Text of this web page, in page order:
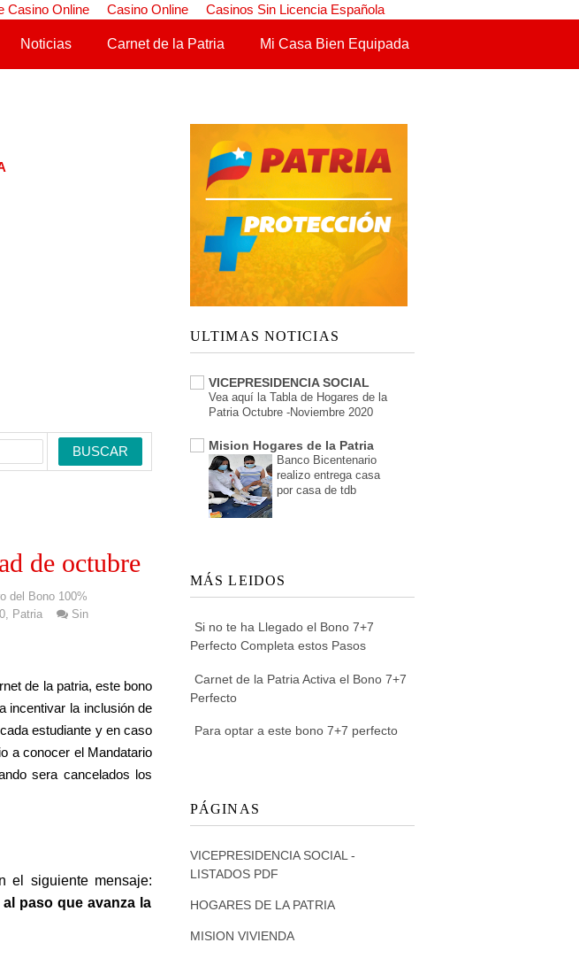
Casino Online Casino Online Casinos Sin Licencia Española
contenido
Noticias Carnet de la Patria Mi Casa Bien Equipada
de octubre
del Bono 100%
Patria
Sin
de la patria, este bono
incentivar la inclusión de
estudiante y en caso
a conocer el Mandatario
sera cancelados los
el siguiente mensaje:
paso que avanza la
ULTIMAS NOTICIAS
VICEPRESIDENCIA SOCIAL
Vea aquí la Tabla de Hogares de la
Patria Octubre -Noviembre 2020
Mision Hogares de la Patria
Banco Bicentenario
realizo entrega casa
por casa de tdb
MÁS LEIDOS
Si no te ha Llegado el Bono 7+7
Perfecto Completa estos Pasos
Carnet de la Patria Activa el Bono 7+7
Perfecto
Para optar a este bono 7+7 perfecto
PÁGINAS
VICEPRESIDENCIA SOCIAL -
LISTADOS PDF
HOGARES DE LA PATRIA
MISION VIVIENDA